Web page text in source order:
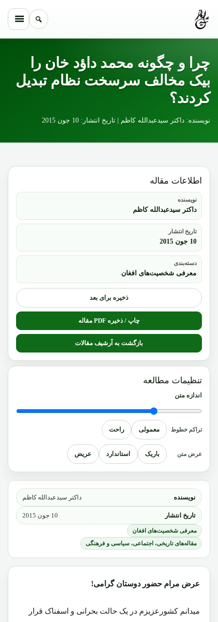
چرا و چگونه محمد داؤد خان را
بیک مخالف سرسخت نظام تبدیل
کردند؟
نویسنده: داکتر سیدعبدالله کاظم | تاریخ انتشار: 10 جون 2015
نویسنده داکتر سیدعبدالله کاظم
تاریخ انتشار 10 جون 2015
معرفی شخصیت‌های افغان
مقاله‌های تاریخی، اجتماعی، سیاسی و فرهنگی
عرض مرام حضور دوستان گرامی!
میدانم کشورعزیزم در یک حالت بحرانی و اسفناک قرار
اطلاعات مقاله
نویسنده
داکتر سیدعبدالله کاظم
تاریخ انتشار
10 جون 2015
دسته‌بندی
معرفی شخصیت‌های افغان
ذخیره برای بعد
چاپ / ذخیره PDF مقاله
بازگشت به آرشیف مقالات
تنظیمات مطالعه
اندازه متن
تراکم خطوط معمولی راحت
عرض متن باریک استاندارد عریض